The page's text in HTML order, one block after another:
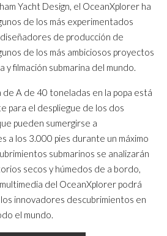
Yacht Design, el OceanXplorer ha
de los más experimentados
de producción de
de los más ambiciosos proyectos
y filmación submarina del mundo.
A de 40 toneladas en la popa está
para el despliegue de los dos
pueden sumergirse a
a los 3.000 pies durante un máximo
submarinos se analizarán
secos y húmedos de a bordo,
del OceanXplorer podrá
innovadores descubrimientos en
el mundo.